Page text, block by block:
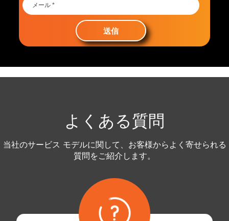
送信
よくある質問
当社のサービス モデルに関して、お客様からよく寄せられる
質問をご紹介します。